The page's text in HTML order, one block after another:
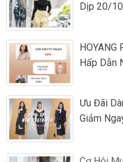
Dịp 20/
Hấp Dẫn
Ưu Đãi
Giảm
Cơ Hội